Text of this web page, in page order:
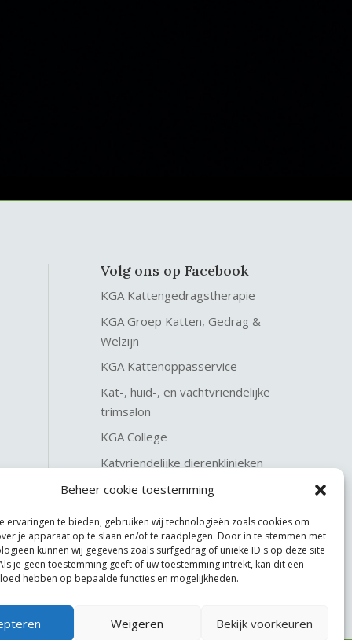
Beheer cookie toestemming
ervaringen te bieden, gebruiken wij technologieën zoals cookies om
je apparaat op te slaan en/of te raadplegen. Door in te stemmen met
kunnen wij gegevens zoals surfgedrag of unieke ID's op deze site
je geen toestemming geeft of uw toestemming intrekt, kan dit een
hebben op bepaalde functies en mogelijkheden.
Weigeren Bekijk voorkeuren
Volg ons op Facebook
KGA Kattengedragstherapie
KGA Groep Katten, Gedrag &
Welzijn
KGA Kattenoppasservice
Kat-, huid-, en vachtvriendelijke
trimsalon
KGA College
Katvriendelijke dierenklinieken
KGA Katteninterieurservice